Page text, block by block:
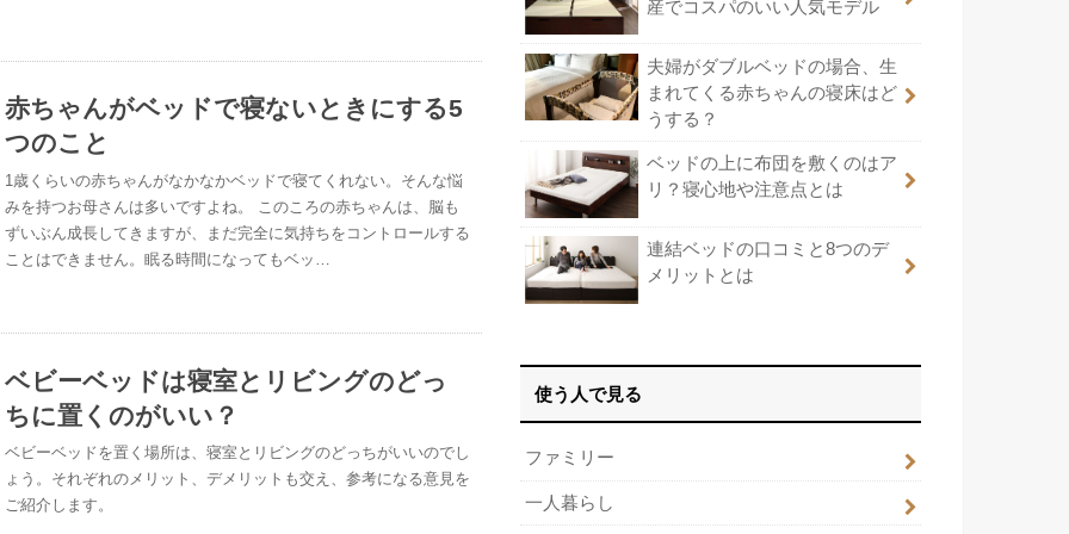
赤ちゃんがベッドで寝ないときにする5
つのこと
1歳くらいの赤ちゃんがなかなかベッドで寝てくれない。そんな悩
みを持つお母さんは多いですよね。 このころの赤ちゃんは、脳も
ずいぶん成長してきますが、まだ完全に気持ちをコントロールする
ことはできません。眠る時間になってもベッ…
ベビーベッドは寝室とリビングのどっ
ちに置くのがいい？
ベビーベッドを置く場所は、寝室とリビングのどっちがいいのでし
ょう。それぞれのメリット、デメリットも交え、参考になる意見を
ご紹介します。
産でコスパのいい人気モデル
夫婦がダブルベッドの場合、生
まれてくる赤ちゃんの寝床はど
うする？
ベッドの上に布団を敷くのはア
リ？寝心地や注意点とは
連結ベッドの口コミと8つのデ
メリットとは
使う人で見る
ファミリー
一人暮らし